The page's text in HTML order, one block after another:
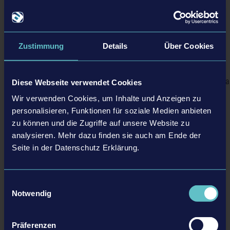
Zustimmung Details Über Cookies
Diese Webseite verwendet Cookies
Wir verwenden Cookies, um Inhalte und Anzeigen zu
personalisieren, Funktionen für soziale Medien anbieten
zu können und die Zugriffe auf unsere Website zu
analysieren. Mehr dazu finden sie auch am Ende der
Seite in der Datenschutz Erklärung.
Notwendig
Präferenzen
finden sich hier:
https://www.tram-simulator.com
https://store.steampowered.com/app/2546690/
Weitere Informationen unter:
Homepage:
https://www.tram-simulator.com
Facebook:
https://www.facebook.com/astragon
X/Twitter:
https://twitter.com/astragon_games
Discord:https://discord.gg/astragon
Tram Simulator Urban Transit, astragon, astragon Entertainment and its logos are trademarks or registered trademarks of